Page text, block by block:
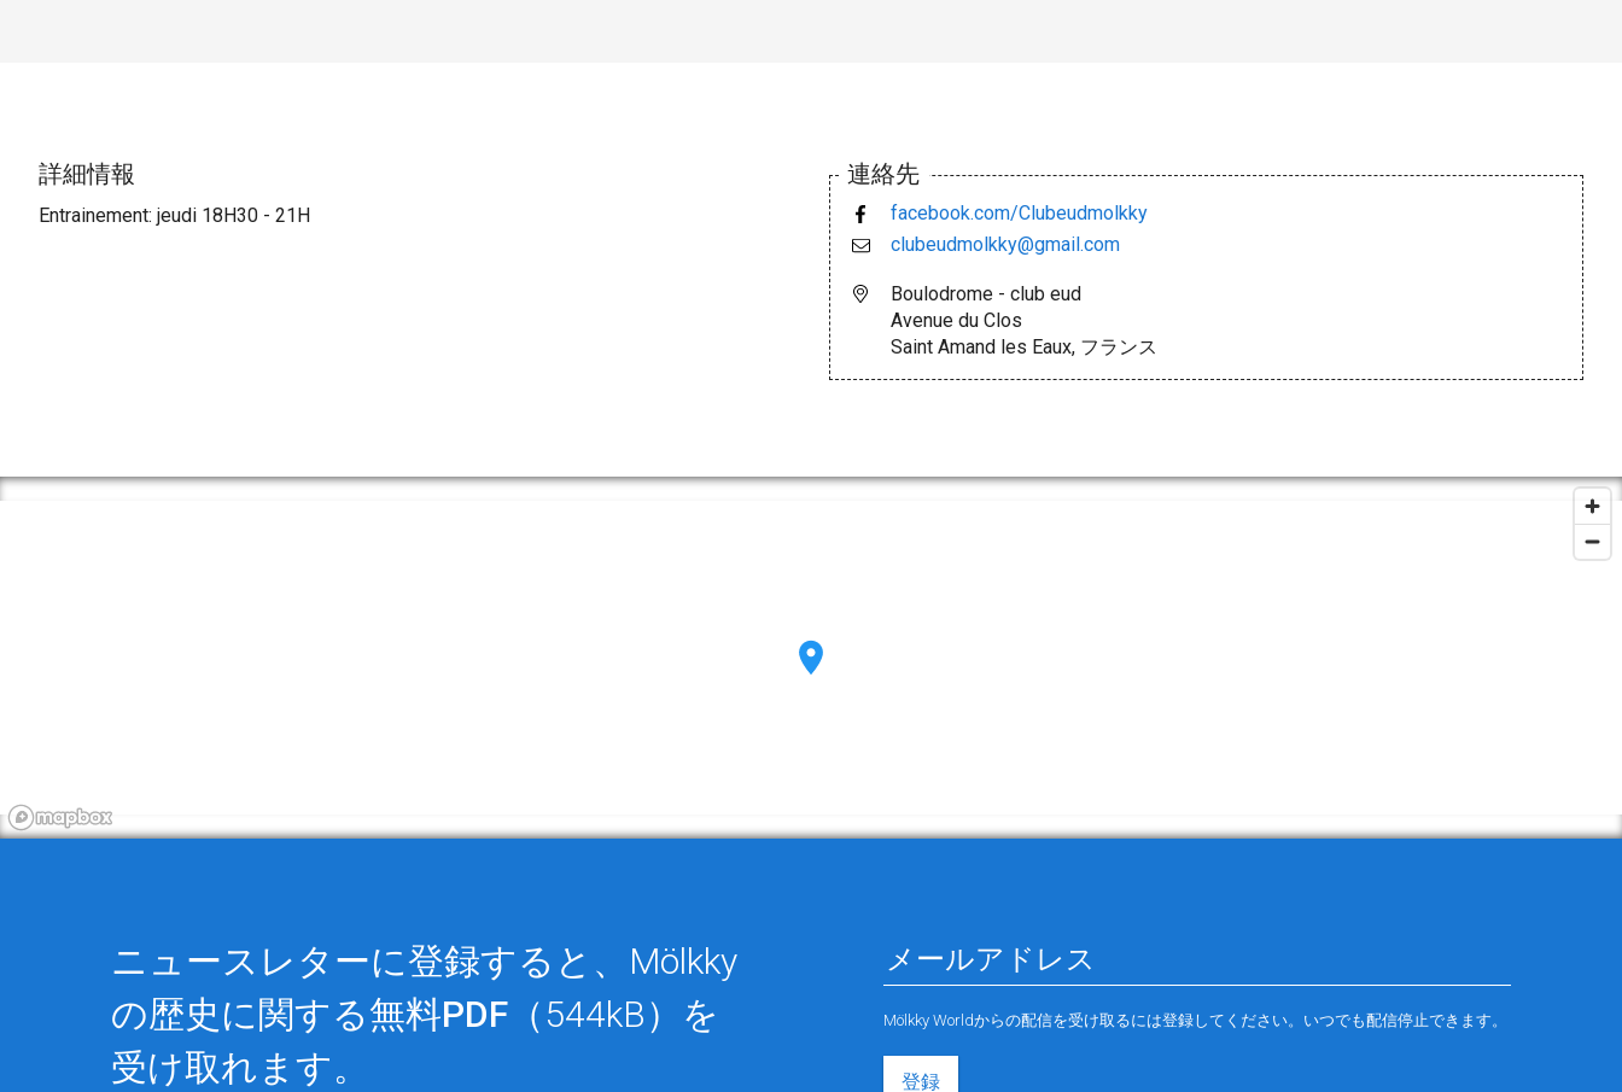
詳細情報
Entrainement: jeudi 18H30 - 21H
連絡先
facebook.com/Clubeudmolkky
clubeudmolkky@gmail.com
Boulodrome - club eud
Avenue du Clos
Saint Amand les Eaux, フランス
ニュースレターに登録すると、Mölkky
の歴史に関する無料PDF （544kB）を
受け取れます。
Mölkky Worldからの配信を受け取るには登録してください。いつでも配信停止できます。
登録